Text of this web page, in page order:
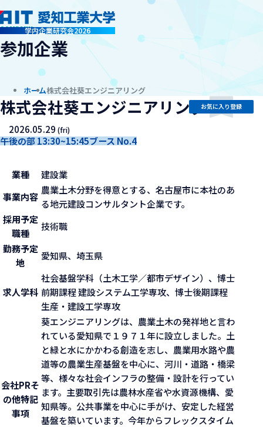
学内企業研究会2026
company
参加企業
ホーム株式会社葵エンジニアリング
株式会社葵エンジニアリング
2026.05.29(fri)
午後の部 13:30~15:45ブース No.4
お気に入り登録
業種
建設業
事業内容
農業土木分野を得意とする、名古屋市に本社のあ
る地元建設コンサルタント企業です。
採用予定
職種
技術職
勤務予定
地
愛知県、埼玉県
求人学科
社会基盤学科（土木工学／都市デザイン）、博士
前期課程 建設システム工学専攻、博士後期課程
生産・建設工学専攻
会社PRそ
の他特記
事項
葵エンジニアリングは、農業土木の発祥地と言わ
れている愛知県で１９７１年に設立しました。土
と緑と水にかかわる創造を志し、農業用水路や農
道等の農業生産基盤を中心に、河川・道路・橋梁
等、様々な社会インフラの整備・設計を行ってい
ます。主要取引先は農林水産省や水資源機構、愛
知県等。公共事業を中心に手がけ、安定した経営
基盤を築いています。今年からフレックスタイム